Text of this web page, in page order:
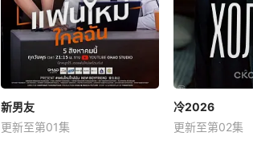
新男友
更新至第01集
冷2026
更新至第02集